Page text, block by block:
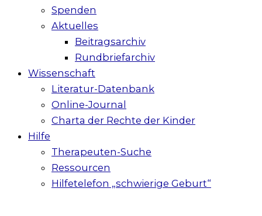
Spenden
Aktuelles
Beitragsarchiv
Rundbriefarchiv
Wissenschaft
Literatur-Datenbank
Online-Journal
Charta der Rechte der Kinder
Hilfe
Therapeuten-Suche
Ressourcen
Hilfetelefon „schwierige Geburt“